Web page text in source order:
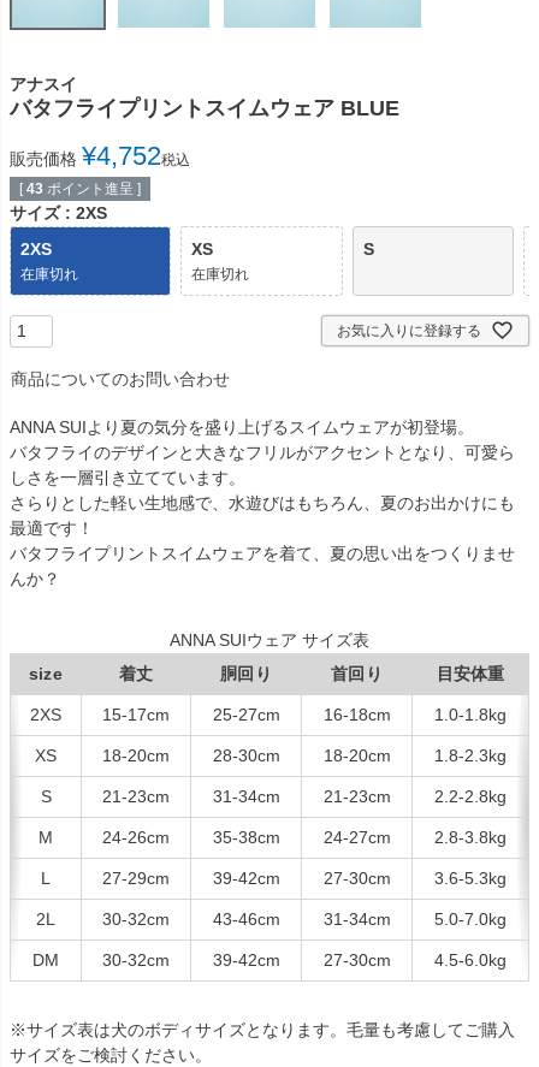
アナスイ
バタフライプリントスイムウェア BLUE
販売価格 ¥4,752税込
[ 43 ポイント進呈 ]
サイズ
2XS
2XS
在庫切れ
XS
在庫切れ
S
お気に入りに登録する
商品についてのお問い合わせ
ANNA SUIより夏の気分を盛り上げるスイムウェアが初登場。
バタフライのデザインと大きなフリルがアクセントとなり、可愛ら
しさを一層引き立てています。
さらりとした軽い生地感で、水遊びはもちろん、夏のお出かけにも
最適です！
バタフライプリントスイムウェアを着て、夏の思い出をつくりませ
んか？
ANNA SUIウェア サイズ表
size
着丈 胴回り 首回り 目安体重
2XS 15-17cm 25-27cm 16-18cm 1.0-1.8kg
XS 18-20cm 28-30cm 18-20cm 1.8-2.3kg
S 21-23cm 31-34cm 21-23cm 2.2-2.8kg
M 24-26cm 35-38cm 24-27cm 2.8-3.8kg
L 27-29cm 39-42cm 27-30cm 3.6-5.3kg
2L 30-32cm 43-46cm 31-34cm 5.0-7.0kg
DM 30-32cm 39-42cm 27-30cm 4.5-6.0kg
※サイズ表は犬のボディサイズとなります。毛量も考慮してご購入
サイズをご検討ください。